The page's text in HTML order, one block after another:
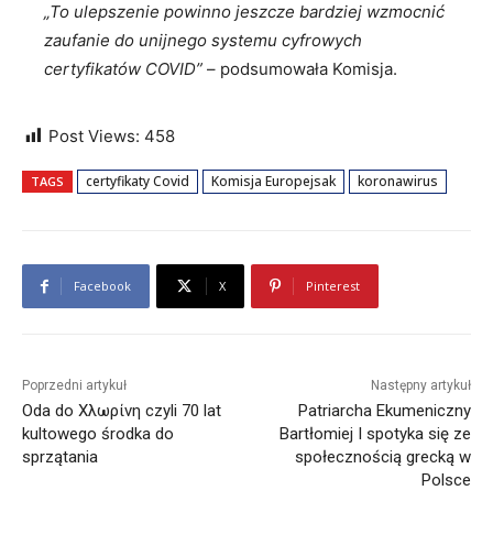
„To ulepszenie powinno jeszcze bardziej wzmocnić
zaufanie do unijnego systemu cyfrowych
certyfikatów COVID” – podsumowała Komisja.
Post Views: 458
TAGS certyfikaty Covid Komisja Europejsak koronawirus
Facebook X Pinterest
Poprzedni artykuł
Oda do Χλωρίνη czyli 70 lat
kultowego środka do
sprzątania
Następny artykuł
Patriarcha Ekumeniczny
Bartłomiej I spotyka się ze
społecznością grecką w
Polsce